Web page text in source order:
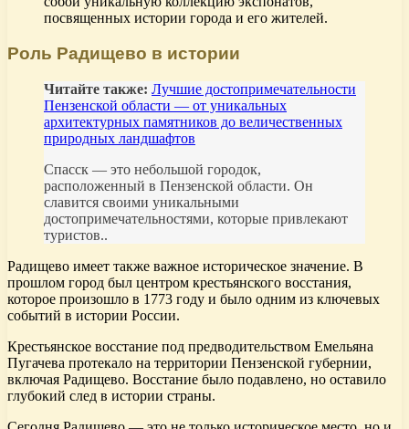
посвященных истории города и его жителей.
Роль Радищево в истории
Читайте также: Лучшие достопримечательности
Пензенской области — от уникальных
архитектурных памятников до величественных
природных ландшафтов
Спасск — это небольшой городок,
расположенный в Пензенской области. Он
славится своими уникальными
достопримечательностями, которые привлекают
туристов..
Радищево имеет также важное историческое значение. В
прошлом город был центром крестьянского восстания,
которое произошло в 1773 году и было одним из ключевых
событий в истории России.
Крестьянское восстание под предводительством Емельяна
Пугачева протекало на территории Пензенской губернии,
включая Радищево. Восстание было подавлено, но оставило
глубокий след в истории страны.